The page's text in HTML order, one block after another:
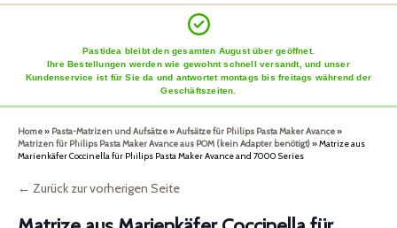
Pastidea bleibt den gesamten August über geöffnet.
Ihre Bestellungen werden wie gewohnt schnell versandt, und unser
Kundenservice ist für Sie da und antwortet montags bis freitags während der
Geschäftszeiten.
Home» Pasta-Matrizen und Aufsätze»Aufsätze für Philips Pasta Maker Avance»
Matrizen für Philips Pasta Maker Avance aus POM (kein Adapter benötigt)»Matrize aus
Marienkäfer Coccinella für Philips Pasta Maker Avance and 7000 Series
← Zurück zur vorherigen Seite